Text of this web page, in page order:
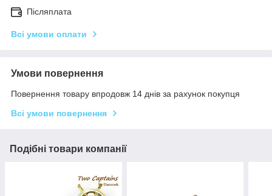
Післяплата
Всі умови оплати
Умови повернення
Повернення товару впродовж 14 днів за рахунок покупця
Всі умови повернення
Подібні товари компанії